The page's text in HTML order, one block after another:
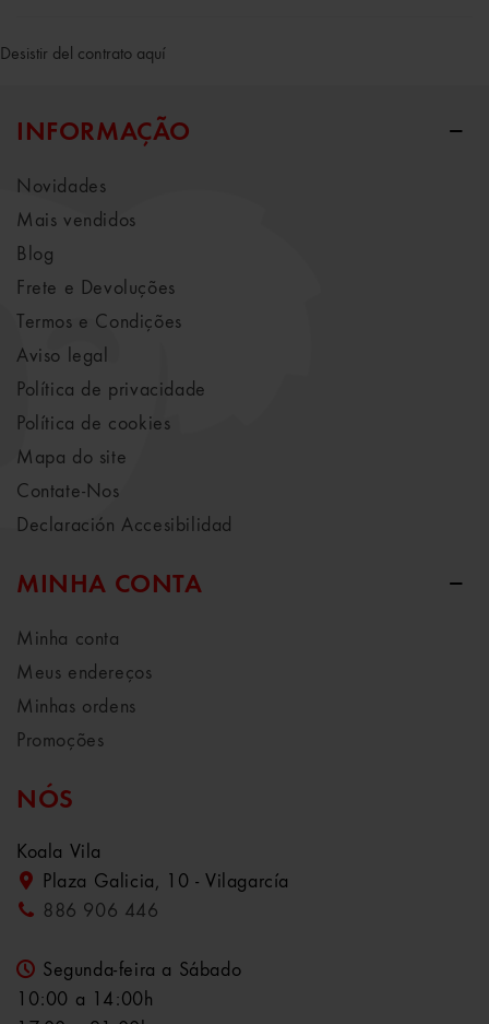
Desistir del contrato aquí
INFORMAÇÃO
Novidades
Mais vendidos
Blog
Frete e Devoluções
Termos e Condições
Aviso legal
Política de privacidade
Política de cookies
Mapa do site
Contate-Nos
Declaración Accesibilidad
MINHA CONTA
Minha conta
Meus endereços
Minhas ordens
Promoções
NÓS
Koala Vila
Plaza Galicia, 10 - Vilagarcía
886 906 446
Segunda-feira a Sábado
10:00 a 14:00h